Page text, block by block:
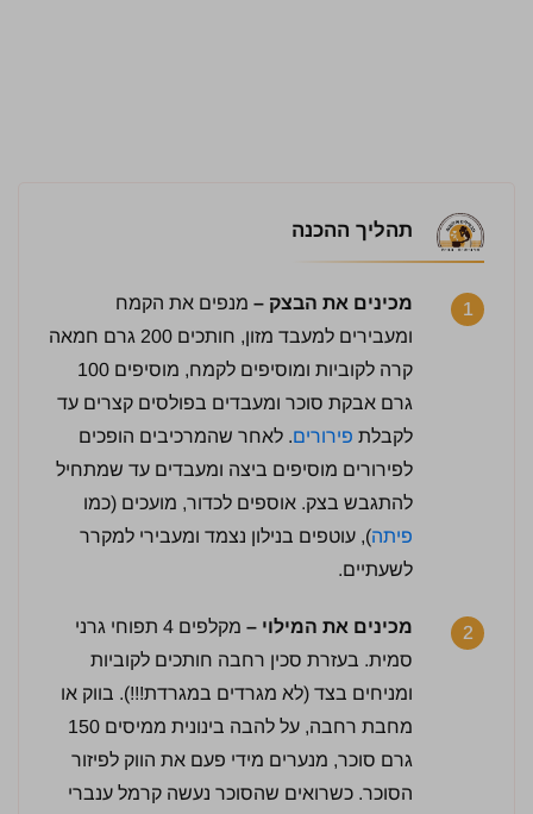
תהליך ההכנה
1 מכינים את הבצק – מנפים את הקמח
ומעבירים למעבד מזון, חותכים 200 גרם חמאה
קרה לקוביות ומוסיפים לקמח, מוסיפים 100
גרם אבקת סוכר ומעבדים בפולסים קצרים עד
לקבלת פירורים. לאחר שהמרכיבים הופכים
לפירורים מוסיפים ביצה ומעבדים עד שמתחיל
להתגבש בצק. אוספים לכדור, מועכים (כמו
פיתה), עוטפים בנילון נצמד ומעבירי למקרר
לשעתיים.
2 מכינים את המילוי –
מקלפים 4 תפוחי גרני
סמית. בעזרת סכין רחבה חותכים לקוביות
ומניחים בצד (לא מגרדים במגרדת!!!). בווק או
מחבת רחבה, על להבה בינונית ממיסים 150
גרם סוכר, מנערים מידי פעם את הווק לפיזור
הסוכר. כשרואים שהסוכר נעשה קרמל ענברי